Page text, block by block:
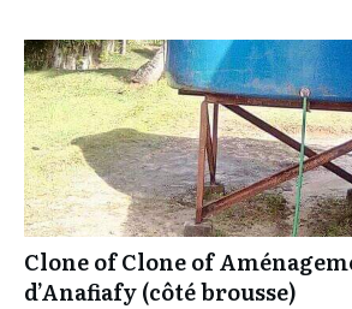
Clone of Clone of
d’Anafiafy (côté brousse)